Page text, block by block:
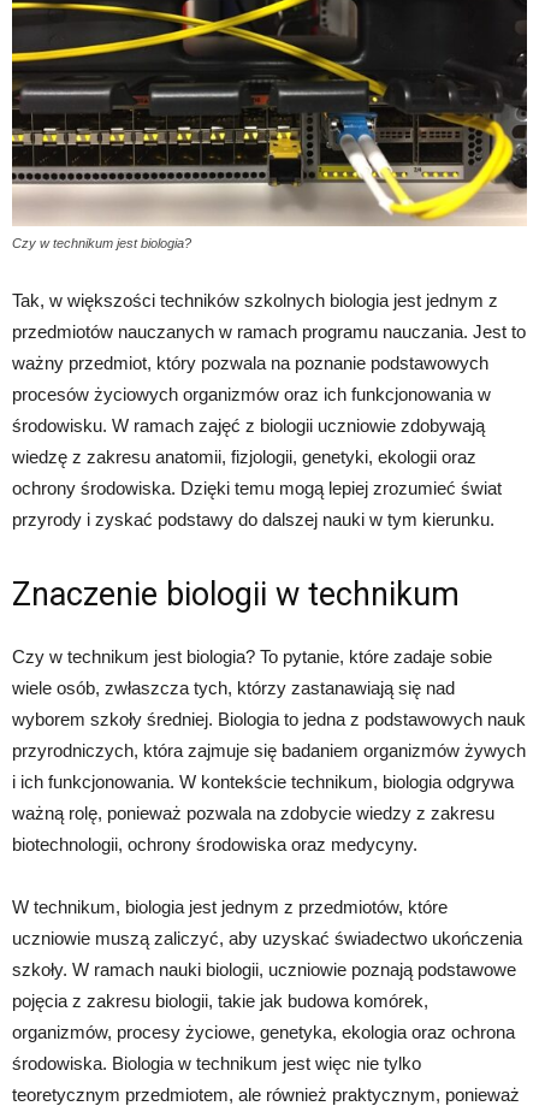
Czy w technikum jest biologia?
Tak, w większości techników szkolnych biologia jest jednym z
przedmiotów nauczanych w ramach programu nauczania. Jest to
ważny przedmiot, który pozwala na poznanie podstawowych
procesów życiowych organizmów oraz ich funkcjonowania w
środowisku. W ramach zajęć z biologii uczniowie zdobywają
wiedzę z zakresu anatomii, fizjologii, genetyki, ekologii oraz
ochrony środowiska. Dzięki temu mogą lepiej zrozumieć świat
przyrody i zyskać podstawy do dalszej nauki w tym kierunku.
Znaczenie biologii w technikum
Czy w technikum jest biologia? To pytanie, które zadaje sobie
wiele osób, zwłaszcza tych, którzy zastanawiają się nad
wyborem szkoły średniej. Biologia to jedna z podstawowych nauk
przyrodniczych, która zajmuje się badaniem organizmów żywych
i ich funkcjonowania. W kontekście technikum, biologia odgrywa
ważną rolę, ponieważ pozwala na zdobycie wiedzy z zakresu
biotechnologii, ochrony środowiska oraz medycyny.
W technikum, biologia jest jednym z przedmiotów, które
uczniowie muszą zaliczyć, aby uzyskać świadectwo ukończenia
szkoły. W ramach nauki biologii, uczniowie poznają podstawowe
pojęcia z zakresu biologii, takie jak budowa komórek,
organizmów, procesy życiowe, genetyka, ekologia oraz ochrona
środowiska. Biologia w technikum jest więc nie tylko
teoretycznym przedmiotem, ale również praktycznym, ponieważ